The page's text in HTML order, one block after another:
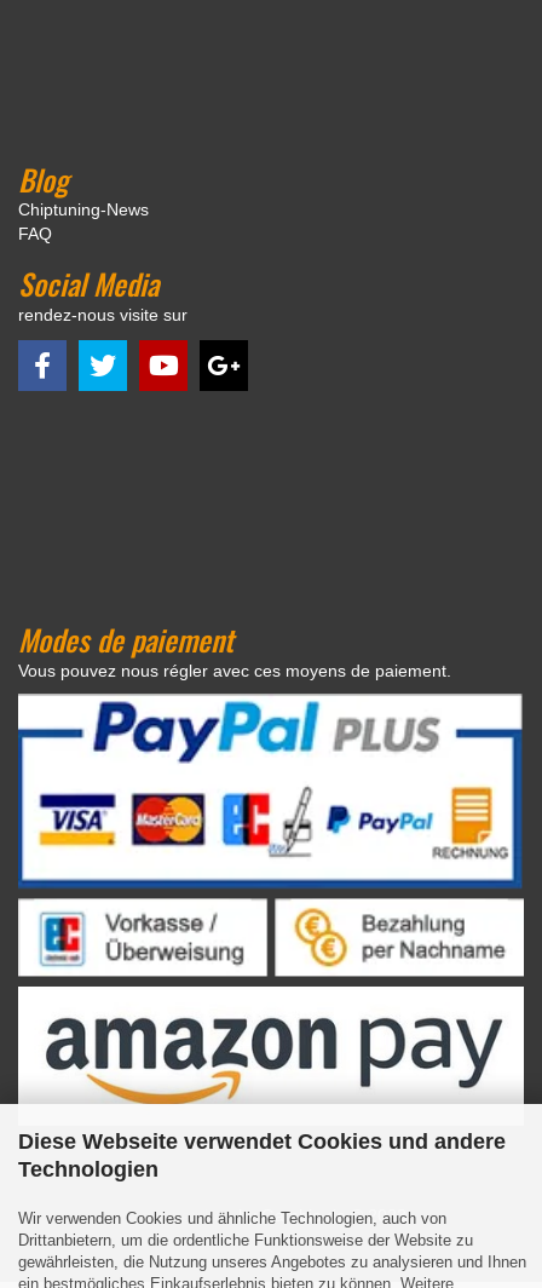
Diese Webseite verwendet Cookies und andere
Technologien
Wir verwenden Cookies und ähnliche Technologien, auch von
Drittanbietern, um die ordentliche Funktionsweise der Website zu
gewährleisten, die Nutzung unseres Angebotes zu analysieren und Ihnen
ein bestmögliches Einkaufserlebnis bieten zu können. Weitere
Blog
Chiptuning-News
FAQ
Social Media
rendez-nous visite sur
Modes de paiement
Vous pouvez nous régler avec ces moyens de paiement.
Internetshopby Gambio.de © 2023